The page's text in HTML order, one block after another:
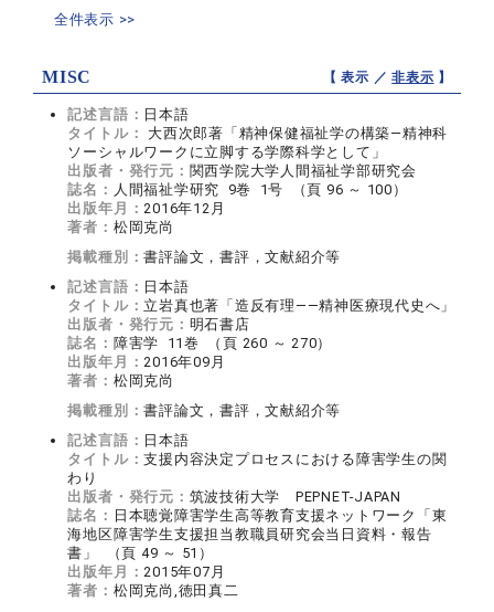
全件表示 >>
MISC 【 表示 ／非表示 】
記述言語： 日本語
タイトル：
大西次郎著「精神保健福祉学の構築―精神科
ソーシャルワークに立脚する学際科学として」
出版者・発行元： 関西学院大学人間福祉学部研究会
誌名： 人間福祉学研究 9巻 1号 （頁 96 ～ 100）
出版年月：2016年12月
著者： 松岡克尚
掲載種別：書評論文，書評，文献紹介等
記述言語： 日本語
タイトル： 立岩真也著「造反有理――精神医療現代史へ」
出版者・発行元： 明石書店
誌名： 障害学 11巻 （頁 260 ～ 270）
出版年月：2016年09月
著者： 松岡克尚
掲載種別：書評論文，書評，文献紹介等
記述言語： 日本語
タイトル：支援内容決定プロセスにおける障害学生の関
わり
出版者・発行元： 筑波技術大学 PEPNET-JAPAN
誌名： 日本聴覚障害学生高等教育支援ネットワーク「東
海地区障害学生支援担当教職員研究会当日資料・報告
書」 （頁 49 ～ 51）
出版年月：2015年07月
著者： 松岡克尚,徳田真二